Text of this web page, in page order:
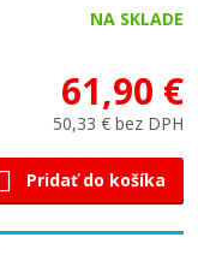
NA SKLADE
61,90 €
50,33 € bez DPH
Pridať do košíka